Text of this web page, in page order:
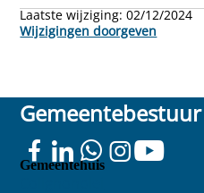
Laatste wijziging:02/12/2024
Wijzigingen doorgeven
Gemeentehuis